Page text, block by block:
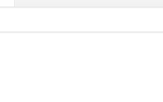
überspringen